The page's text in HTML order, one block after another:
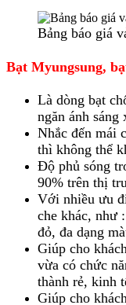
Bảng báo giá
Bạt Myungsung,
Là dòng bạt
ngăn ánh sáng
Nhắc đến mái
thì không thể
Độ phủ sóng
90% trên thị
Với nhiều ưu
che khác, như
đỏ, đa dạng
Giúp cho
vừa có chức
thành rẻ, kinh
Giúp cho